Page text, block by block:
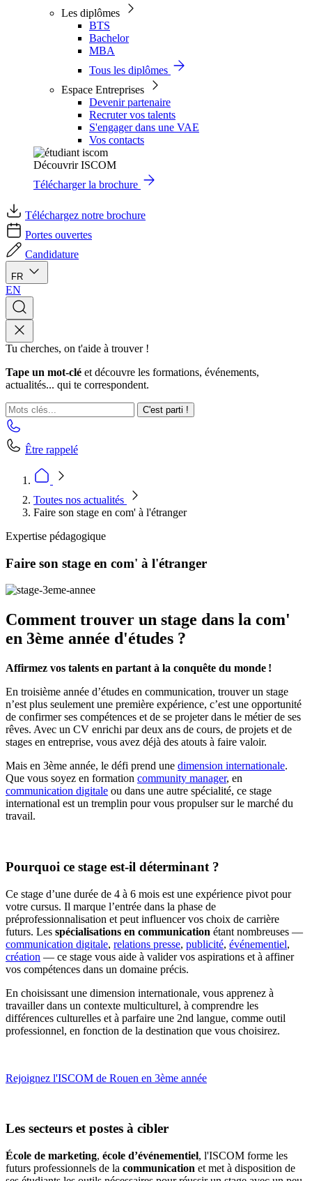
Les diplômes
BTS
Bachelor
MBA
Tous les diplômes
Espace Entreprises
Devenir partenaire
Recruter vos talents
S'engager dans une VAE
Vos contacts
Découvrir ISCOM
Télécharger la brochure
Téléchargez notre brochure
Portes ouvertes
Candidature
FR
EN
Tu cherches, on t'aide à trouver !
Tape un mot-clé et découvre les formations, événements,
actualités... qui te correspondent.
C'est parti !
Être rappelé
Toutes nos actualités
Faire son stage en com' à l'étranger
Expertise pédagogique
Faire son stage en com' à l'étranger
Comment trouver un stage dans la com'
en 3ème année d'études ?
Affirmez vos talents en partant à la conquête du monde !
En troisième année d’études en communication, trouver un stage
n’est plus seulement une première expérience, c’est une opportunité
de confirmer ses compétences et de se projeter dans le métier de ses
rêves. Avec un CV enrichi par deux ans de cours, de projets et de
stages en entreprise, vous avez déjà des atouts à faire valoir.
Mais en 3ème année, le défi prend une dimension internationale.
Que vous soyez en formation community manager, en
communication digitale ou dans une autre spécialité, ce stage
international est un tremplin pour vous propulser sur le marché du
travail.
Pourquoi ce stage est-il déterminant ?
Ce stage d’une durée de 4 à 6 mois est une expérience pivot pour
votre cursus. Il marque l’entrée dans la phase de
préprofessionnalisation et peut influencer vos choix de carrière
futurs. Les spécialisations en communication étant nombreuses —
communication digitale, relations presse, publicité, événementiel,
création — ce stage vous aide à valider vos aspirations et à affiner
vos compétences dans un domaine précis.
En choisissant une dimension internationale, vous apprenez à
travailler dans un contexte multiculturel, à comprendre les
différences culturelles et à parfaire une 2nd langue, comme outil
professionnel, en fonction de la destination que vous choisirez.
Rejoignez l'ISCOM de Rouen en 3ème année
Les secteurs et postes à cibler
École de marketing, école d’événementiel, l'ISCOM forme les
futurs professionnels de la communication et met à disposition de